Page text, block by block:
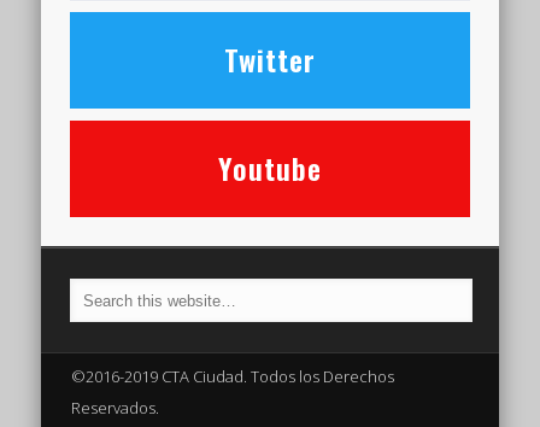
Twitter
Youtube
©2016-2019 CTA Ciudad. Todos los Derechos
Reservados.